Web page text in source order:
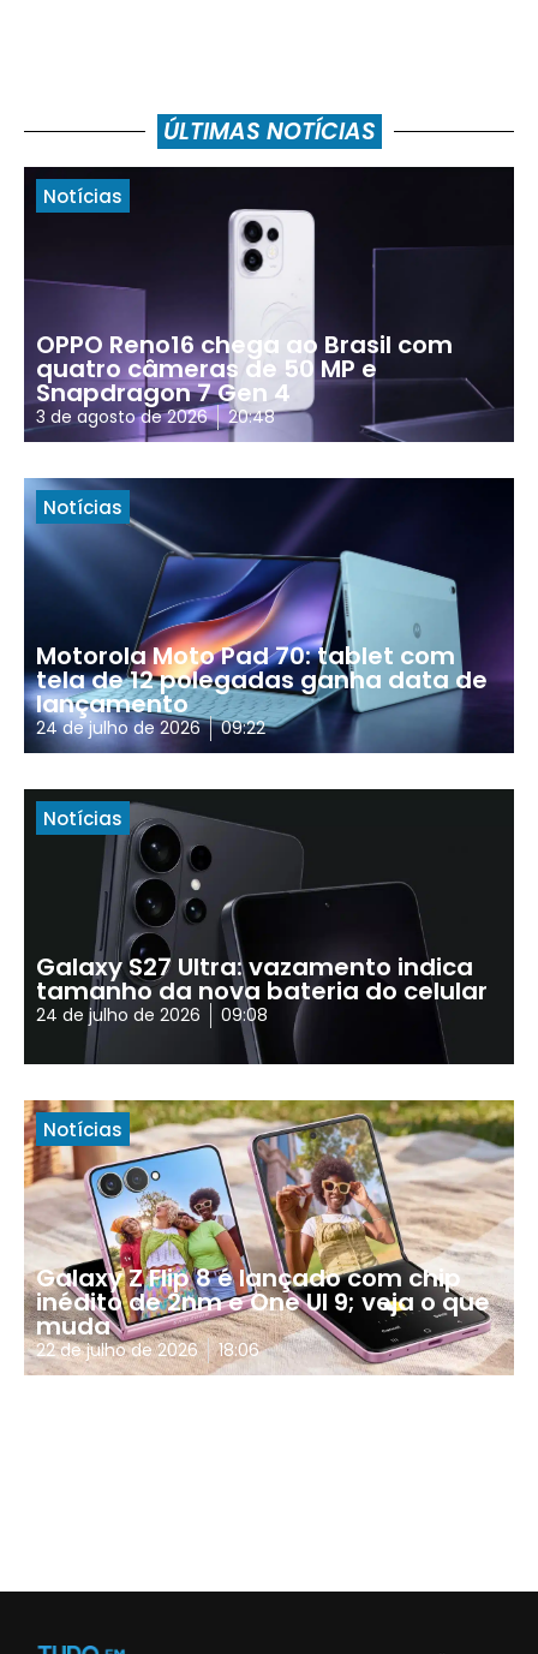
ÚLTIMAS NOTÍCIAS
Notícias
OPPO Reno16 chega ao Brasil com
quatro câmeras de 50 MP e
Snapdragon 7 Gen 4
3 de agosto de 2026 20:48
Notícias
Motorola Moto Pad 70: tablet com
tela de 12 polegadas ganha data de
lançamento
24 de julho de 2026 09:22
Notícias
Galaxy S27 Ultra: vazamento indica
tamanho da nova bateria do celular
24 de julho de 2026 09:08
Notícias
Galaxy Z Flip 8 é lançado com chip
inédito de 2nm e One UI 9; veja o que
muda
22 de julho de 2026 18:06